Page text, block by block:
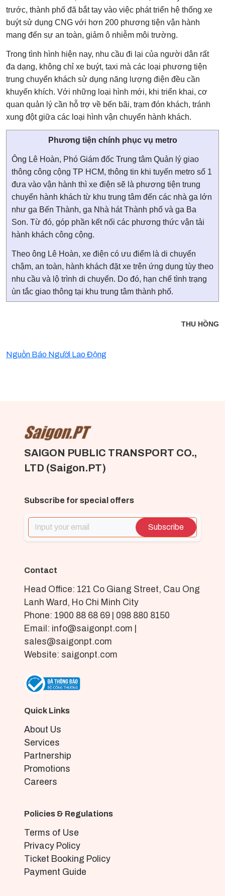
trước, thành phố đã bắt tay vào việc phát triển hệ thống xe
buýt sử dụng CNG với hơn 200 phương tiện vận hành
mang đến sự an toàn, giảm ô nhiễm môi trường.
Trong tình hình hiện nay, nhu cầu đi lại của người dân rất
đa dạng, không chỉ xe buýt, taxi mà các loại phương tiện
trung chuyển khách sử dụng năng lượng điện đều cần
khuyến khích. Với những loại hình mới, khi triển khai, cơ
quan quản lý cần hỗ trợ về bến bãi, trạm đón khách, tránh
xung đột giữa các loại hình vận chuyển hành khách.
Phương tiện chính phục vụ metro
Ông Lê Hoàn, Phó Giám đốc Trung tâm Quản lý giao
thông công cộng TP HCM, thông tin khi tuyến metro số 1
đưa vào vận hành thì xe điện sẽ là phương tiện trung
chuyển hành khách từ khu trung tâm đến các nhà ga lớn
như ga Bến Thành, ga Nhà hát Thành phố và ga Ba
Son. Từ đó, góp phần kết nối các phương thức vận tải
hành khách công cộng.
Theo ông Lê Hoàn, xe điện có ưu điểm là di chuyển
chậm, an toàn, hành khách đặt xe trên ứng dụng tùy theo
nhu cầu và lộ trình di chuyển. Do đó, hạn chế tình trạng
ùn tắc giao thông tại khu trung tâm thành phố.
THU HỒNG
Nguồn Báo Người Lao Động
SAIGON PUBLIC TRANSPORT CO.,
LTD (Saigon.PT)
Subscribe for special offers
Subscribe
Contact
Head Office: 121 Co Giang Street, Cau Ong
Lanh Ward, Ho Chi Minh City
Phone: 1900 88 68 69 | 098 880 8150
Email: info@saigonpt.com |
sales@saigonpt.com
Website: saigonpt.com
Quick Links
About Us
Services
Partnership
Promotions
Careers
Policies & Regulations
Terms of Use
Privacy Policy
Ticket Booking Policy
Payment Guide